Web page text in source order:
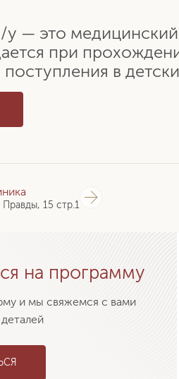
у — это
при
в
Правды, 15 стр.1
на программу
и мы свяжемся с вами